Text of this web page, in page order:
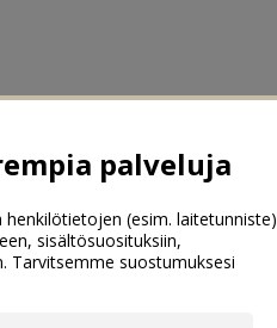
palveluja
(esim. laitetunniste)
sisältösuosituksiin,
Tarvitsemme suostumuksesi